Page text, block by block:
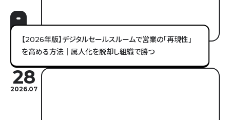
【2026年版】デジタルセールスルームで営業の「再現性」
を高める方法｜属人化を脱却し組織で勝つ
28
2026.07